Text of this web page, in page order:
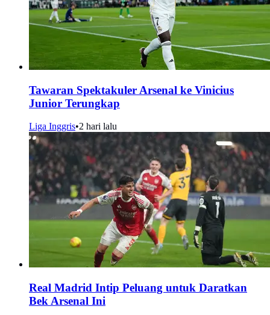
Tawaran Spektakuler Arsenal ke Vinicius
Junior Terungkap
Liga Inggris•2 hari lalu
Real Madrid Intip Peluang untuk Daratkan
Bek Arsenal Ini